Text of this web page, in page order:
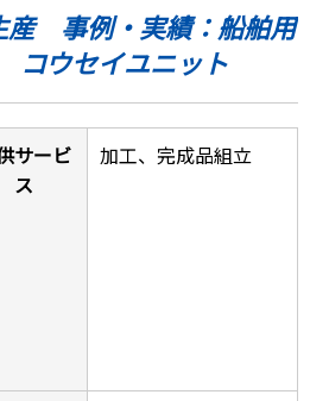
産 事例・実績：船舶用
コウセイユニット
サービ
ス
加工、完成品組立